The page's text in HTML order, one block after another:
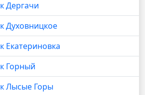
Дергачи
Духовницкое
Екатериновка
Горный
Лысые Горы